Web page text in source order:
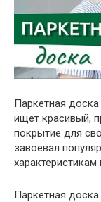
Паркетная
ищет красивый,
покрытие для
завоевал
характеристикам
Паркетная доска